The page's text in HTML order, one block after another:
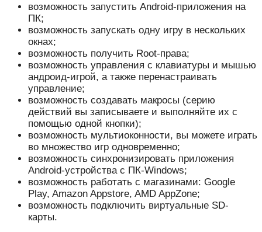
возможность запустить Android-приложения на
ПК;
возможность запускать одну игру в нескольких
окнах;
возможность получить Root-права;
возможность управления с клавиатуры и мышью
андроид-игрой, а также перенастраивать
управление;
возможность создавать макросы (серию
действий вы записываете и выполняйте их с
помощью одной кнопки);
возможность мультиоконности, вы можете играть
во множество игр одновременно;
возможность синхронизировать приложения
Android-устройства с ПК-Windows;
возможность работать с магазинами: Google
Play, Amazon Appstore, AMD AppZone;
возможность подключить виртуальные SD-
карты.